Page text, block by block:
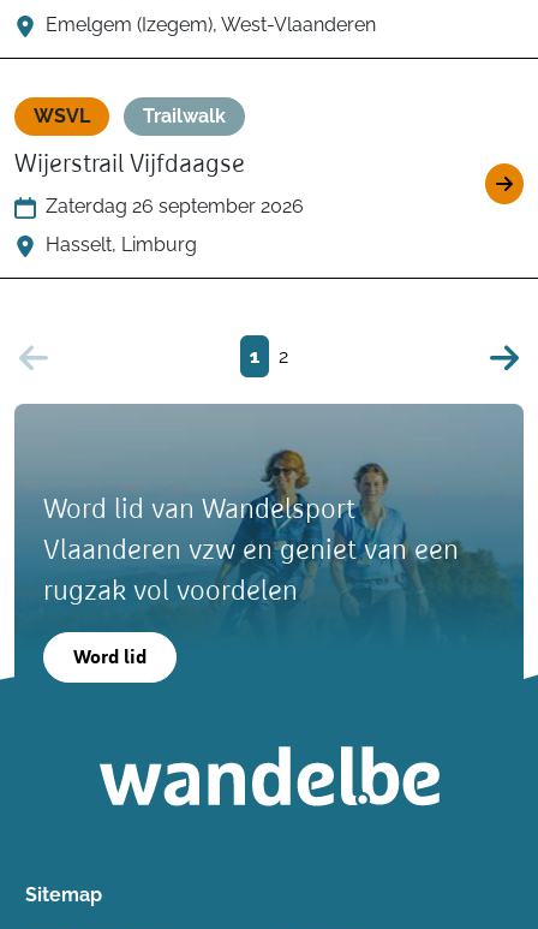
Emelgem (Izegem), West-Vlaanderen
WSVL Trailwalk
Wijerstrail Vijfdaagse
Zaterdag 26 september 2026
Hasselt, Limburg
1 2
Word lid van Wandelsport
Vlaanderen vzw en geniet van een
rugzak vol voordelen
Word lid
Sitemap